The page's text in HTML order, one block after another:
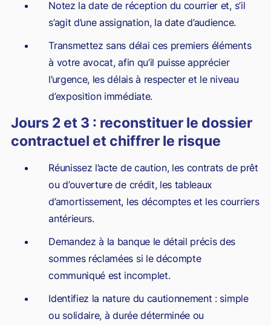
Notez la date de réception du courrier et, s’il
s’agit d’une assignation, la date d’audience.
Transmettez sans délai ces premiers éléments
à votre avocat, afin qu’il puisse apprécier
l’urgence, les délais à respecter et le niveau
d’exposition immédiate.
Jours 2 et 3 : reconstituer le dossier
contractuel et chiffrer le risque
Réunissez l’acte de caution, les contrats de prêt
ou d’ouverture de crédit, les tableaux
d’amortissement, les décomptes et les courriers
antérieurs.
Demandez à la banque le détail précis des
sommes réclamées si le décompte
communiqué est incomplet.
Identifiez la nature du cautionnement : simple
ou solidaire, à durée déterminée ou